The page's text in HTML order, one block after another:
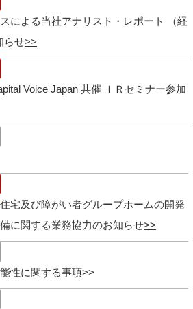
による当社アナリスト・レポート （経
らせ
Voice Japan 共催 ＩＲセミナー参加
宅及び障がい者グループホームの開発
に関する業務協力のお知らせ
性に関する事項